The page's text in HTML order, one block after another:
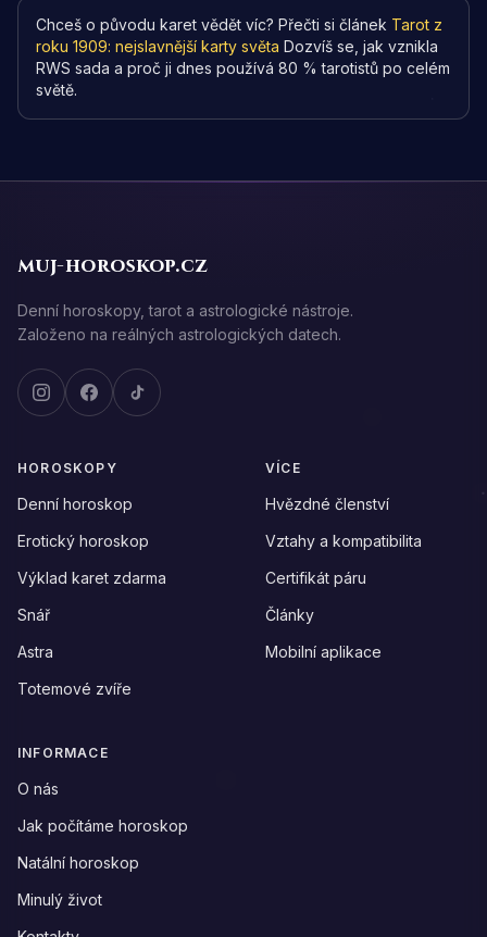
Chceš o původu karet vědět víc? Přečti si článek Tarot z
roku 1909: nejslavnější karty světa Dozvíš se, jak vznikla
RWS sada a proč ji dnes používá 80 % tarotistů po celém
světě.
muj-horoskop.cz
Denní horoskopy, tarot a astrologické nástroje.
Založeno na reálných astrologických datech.
HOROSKOPY
Denní horoskop
Erotický horoskop
Výklad karet zdarma
Snář
Astra
Totemové zvíře
VÍCE
Hvězdné členství
Vztahy a kompatibilita
Certifikát páru
Články
Mobilní aplikace
INFORMACE
O nás
Jak počítáme horoskop
Natální horoskop
Minulý život